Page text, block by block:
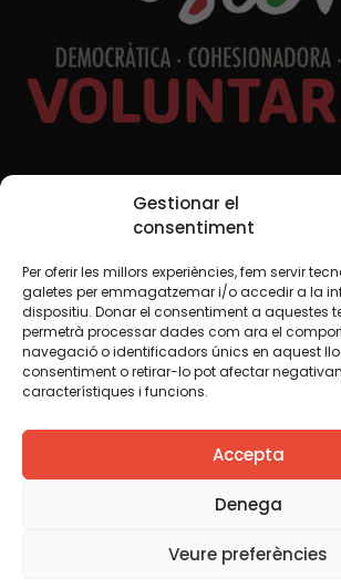
Gestionar el
consentiment
Per oferir les millors experiències, fem servir
galetes per emmagatzemar i/o accedir a la
dispositiu. Donar el consentiment a aquestes
permetrà processar dades com ara el
navegació o identificadors únics en aquest
consentiment o retirar-lo pot afectar
característiques i funcions.
Accepta
Denega
Veure preferències
Xarxes Socials
TWT YTB IG FB IN
Avís legalPolítica de cookies
Creiem que el coneixement s’ha de
fem servir una llicència Creative
algun material indiquem el contrari. Us
redistribuir, remesclar o transformar i
comercial. Només us demanem que